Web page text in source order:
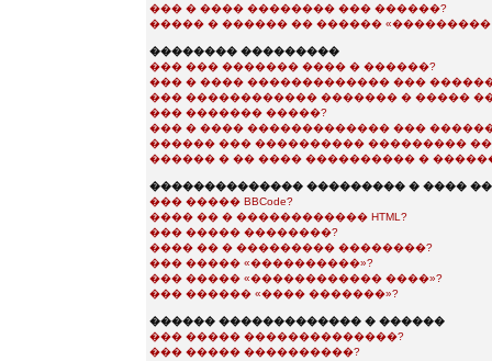
��� � ���� �������� ��� ������?
����� � ������ �� ������ «���������
�������� ���������
��� ��� ������� ���� � ������?
��� � ���� ������������� ���
��� ������������ ������� � �����
��� ������� �����?
��� � ���� ������������� ���
������ ��� ���������� ���������
������ � �� ���� ���������� �
�������������� ��������� � ����
��� ����� BBCode?
���� �� � ������������ HTML?
��� ����� ��������?
���� �� � ��������� ��������?
��� ����� «����������»?
��� ����� «������������ ����»?
��� ������ «���� �������»?
������ ������������� � ������
��� ����� ��������������?
��� ����� ����������?